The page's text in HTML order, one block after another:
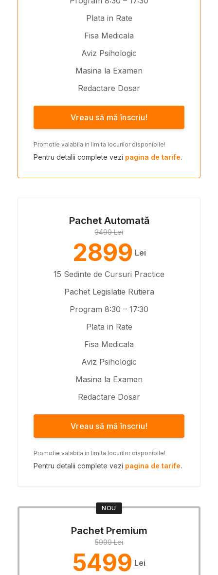
Plata in Rate
Fisa Medicala
Aviz Psihologic
Masina la Examen
Redactare Dosar
Vreau să mă înscriu!
Promotie valabila in limita locurilor disponibile!
Pentru detalii complete vezi pagina de tarife.
Pachet Automată
3499 Lei
2899 Lei
15 Sedinte de Cursuri Practice
Pachet Legislatie Rutiera
Program 8:30 – 17:30
Plata in Rate
Fisa Medicala
Aviz Psihologic
Masina la Examen
Redactare Dosar
Vreau să mă înscriu!
Promotie valabila in limita locurilor disponibile!
Pentru detalii complete vezi pagina de tarife.
NOU
Pachet Premium
5999 Lei
5499 Lei